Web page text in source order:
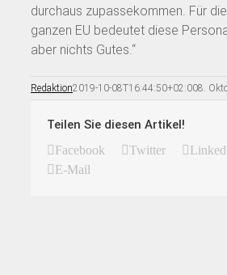
durchaus zupassekommen. Für
ganzen EU bedeutet diese
aber nichts Gutes.“
Redaktion2019-10-08T16:44:50+02:008.
Teilen Sie diesen Artikel!
Facebook Twitter
E-Mail